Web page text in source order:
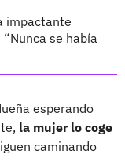
impactante
se había
esperando
la mujer lo coge
caminando